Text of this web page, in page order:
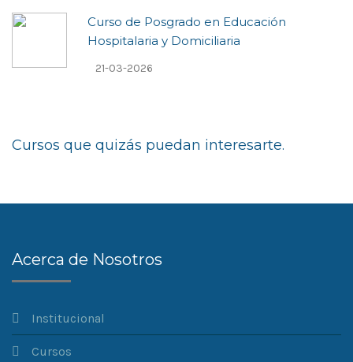
Curso de Posgrado en Educación
Hospitalaria y Domiciliaria
21-03-2026
Cursos que quizás puedan interesarte.
Acerca de Nosotros
Institucional
Cursos